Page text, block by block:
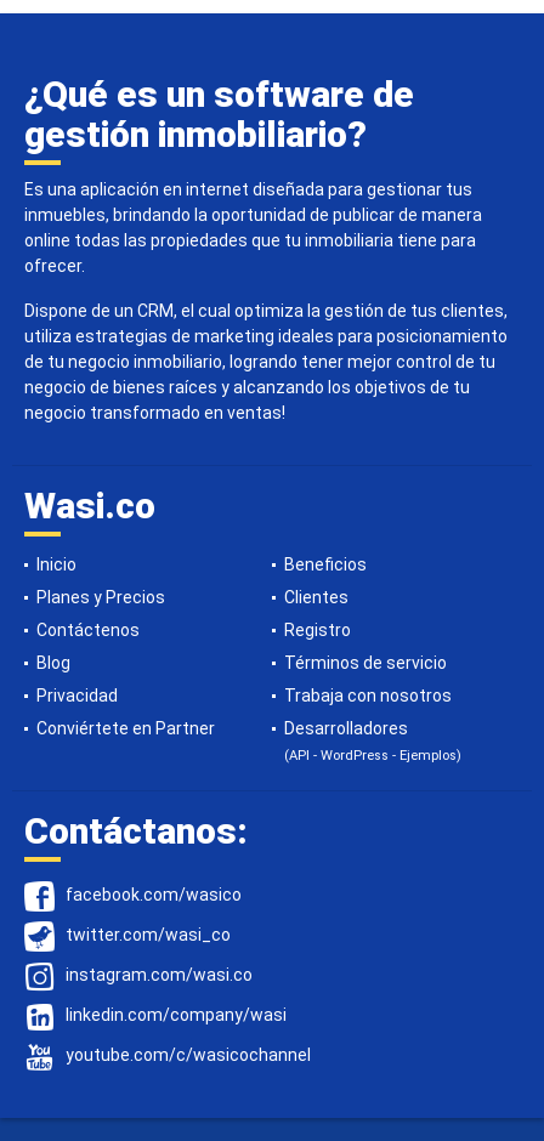
¿Qué es un software de
gestión inmobiliario?
Es una aplicación en internet diseñada para gestionar tus
inmuebles, brindando la oportunidad de publicar de manera
online todas las propiedades que tu inmobiliaria tiene para
ofrecer.
Dispone de un CRM, el cual optimiza la gestión de tus clientes,
utiliza estrategias de marketing ideales para posicionamiento
de tu negocio inmobiliario, logrando tener mejor control de tu
negocio de bienes raíces y alcanzando los objetivos de tu
negocio transformado en ventas!
Wasi.co
Inicio
Beneficios
Planes y Precios
Clientes
Contáctenos
Registro
Blog
Términos de servicio
Privacidad
Trabaja con nosotros
Conviértete en Partner
Desarrolladores
(API - WordPress - Ejemplos)
Contáctanos:
facebook.com/wasico
twitter.com/wasi_co
instagram.com/wasi.co
linkedin.com/company/wasi
youtube.com/c/wasicochannel